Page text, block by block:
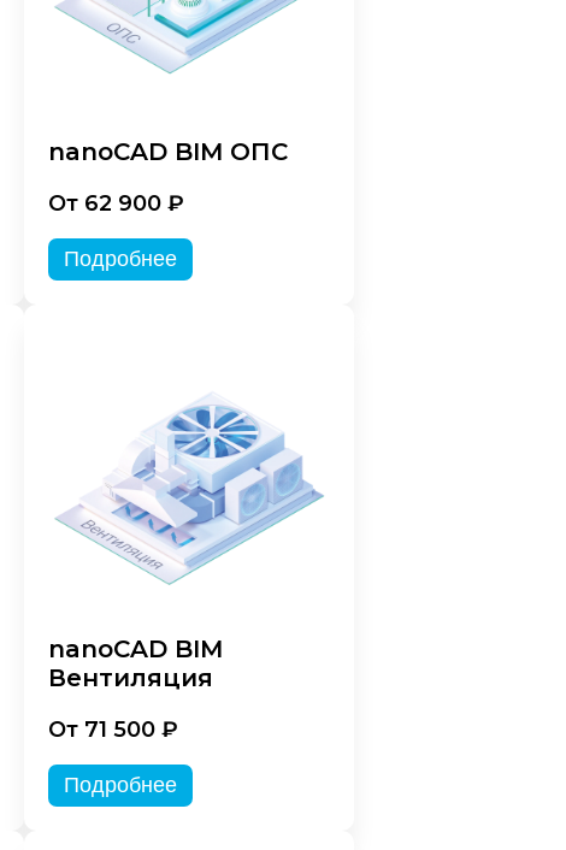
nanoCAD BIM ОПС
От 62 900 ₽
Подробнее
nanoCAD BIM
Вентиляция
От 71 500 ₽
Подробнее